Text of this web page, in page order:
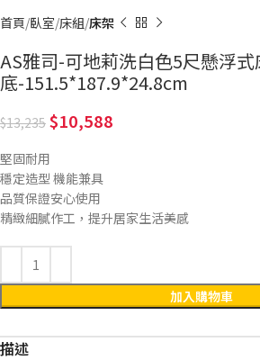
首頁 臥室 床組 床架
AS雅司-可地莉洗白色5尺懸浮式
底-151.5*187.9*24.8cm
13,235 10,588
堅固耐用
穩定造型 機能兼具
品質保證安心使用
精緻細膩作工，提升居家生活美感
加入購物車
描述